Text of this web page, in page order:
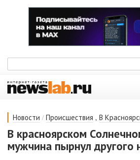
Новости / Происшествия , В
В красноярском
мужчина пырнул